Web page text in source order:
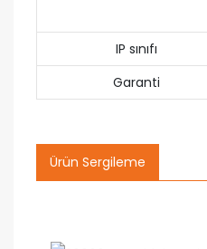
IP sınıfı
Garanti
Ürün Sergileme